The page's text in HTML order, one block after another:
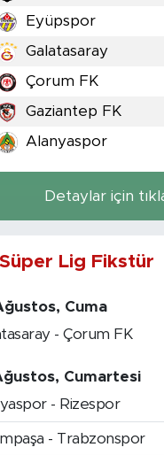
Eyüpspor
Galatasaray
Çorum FK
Gaziantep FK
Alanyaspor
Detaylar için
Süper Lig Fikstür
Cuma
- Çorum FK
Cumartesi
- Rizespor
- Trabzonspor